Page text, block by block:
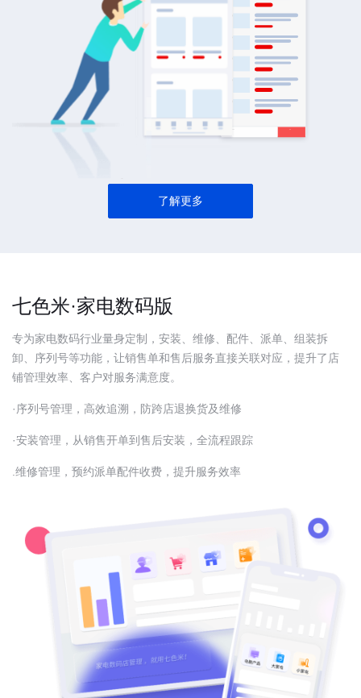
了解更多
七色米·家电数码版
专为家电数码行业量身定制，安装、维修、配件、派单、组装拆
卸、序列号等功能，让销售单和售后服务直接关联对应，提升了店
铺管理效率、客户对服务满意度。
·序列号管理，高效追溯，防跨店退换货及维修
·安装管理，从销售开单到售后安装，全流程跟踪
.维修管理，预约派单配件收费，提升服务效率